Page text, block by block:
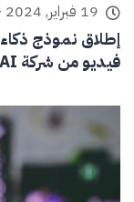
19 فبراير, 2024 - 04:36 م
إطلاق نموذج
فيديو من شركة OpenAI